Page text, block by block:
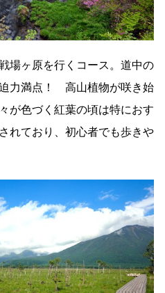
場ヶ原を行くコース。道中の
力満点！ 高山植物が咲き始
が色づく紅葉の頃は特におす
れており、初心者でも歩きや